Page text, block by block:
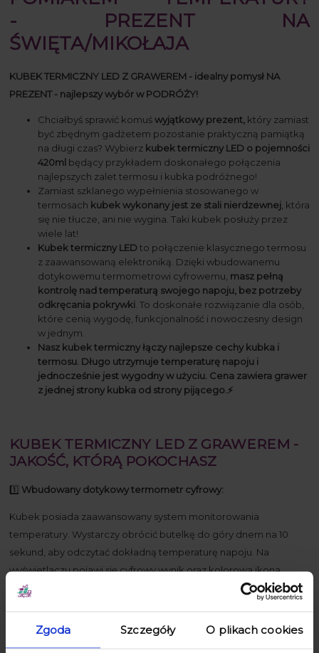
Zgoda Szczegóły O plikach cookies
- PREZENT NA
ŚWIĘTA/MIKOŁAJA
KUBEK TERMICZNY LED Z GRAWEREM - idealny pomysł NA
PREZENT - najlepszy wybór w PODRÓŻY!
Chciałbyś sprawić komuśwyjątkowy prezent, który zamiast
być zbędnym gadżetem pozostanie praktyczną pamiątką
na długi czas? Wybierz kubek termiczny LED o pojemności
420ml będący przykładem doskonałego połączenia
najlepszych zalet termosu i kubka podróżnego!
Zamiast szklanego wypełnienia stosowanego w
termosach kubek wykonany jest ze stali nierdzewnej , która
się nie tłucze, ani nie wygina. Taki kubek posłuży przez
wiele lat!
Kubek termiczny LEDto połączenie klasycznego termosu
z zaawansowaną elektroniką. Dzięki wbudowanemu
dotykowemu termometrowi cyfrowemu, masz pełną
kontrolę nad temperaturą swojego napoju, bez potrzeby
odkręcania pokrywki . To doskonałe rozwiązanie dla osób,
które cenią wygodę, funkcjonalność i nowoczesny design
w jednym.
Nasz kubek termiczny łączy najlepsze cechy kubka i
termosu. Długo utrzymuje temperaturę napoju i
jednocześnie jest wygodny w użyciu. Cena zawiera grawer
z jednej strony kubka od strony pijącego.⚡️
KUBEK TERMICZNY LED Z GRAWEREM -
JAKOŚĆ, KTÓRĄ POKOCHASZ
1️⃣ Wbudowany dotykowy termometr cyfrowy:
Kubek posiada zaawansowany system monitorowania
temperatury. Wystarczy obrócić butelkę do góry dnem na 10
sekund, aby odczytać dokładną temperaturę napoju. Na
wyświetlaczu pojawi się cyfrowy wynik oraz kolorowa ikona
wskazująca temperaturę napoju.